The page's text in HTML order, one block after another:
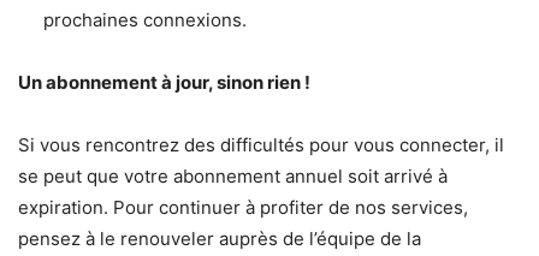
prochaines connexions.
Un abonnement à jour, sinon rien !
Si vous rencontrez des difficultés pour vous connecter, il
se peut que votre abonnement annuel soit arrivé à
expiration. Pour continuer à profiter de nos services,
pensez à le renouveler auprès de l’équipe de la